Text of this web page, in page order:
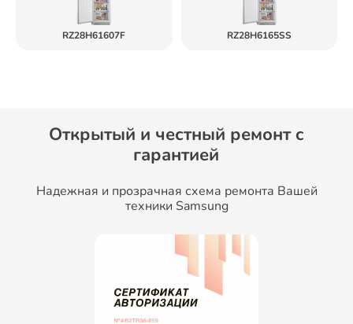
RZ28H61607F RZ28H6165SS
Открытый и честный ремонт c
гарантией
Надежная и прозрачная схема ремонта Вашей
техники Samsung